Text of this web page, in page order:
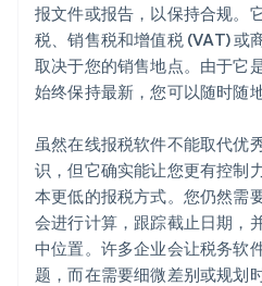
报文件或报告，以保持合规。
税、销售税和增值税 (VAT) 或
取决于您的销售地点。由于它
始终保持最新，您可以随时随地
虽然在线报税软件不能取代优
识，但它确实能让您更有控制
本更低的报税方式。您仍然需
会进行计算，跟踪截止日期，
中位置。许多企业会让税务软
题，而在需要细微差别或规划